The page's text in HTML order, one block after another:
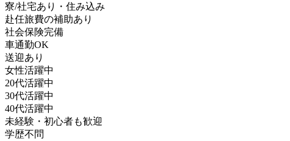
寮/社宅あり・住み込み
赴任旅費の補助あり
社会保険完備
車通勤OK
送迎あり
女性活躍中
20代活躍中
30代活躍中
40代活躍中
未経験・初心者も歓迎
学歴不問